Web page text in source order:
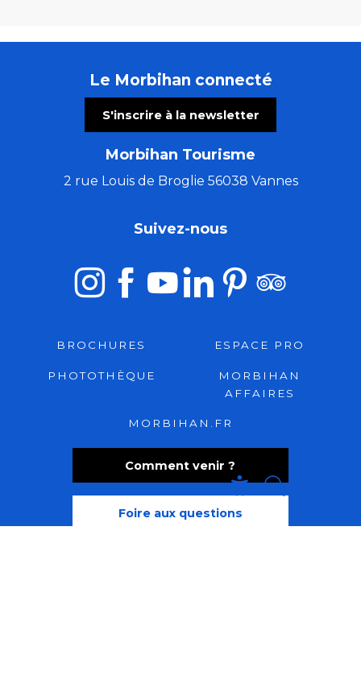
Le Morbihan connecté
S'inscrire à la newsletter
Morbihan Tourisme
2 rue Louis de Broglie 56038 Vannes
Comment venir ?
Foire aux questions
Suivez-nous
BROCHURES ESPACE PRO
PHOTOTHÈQUE
MORBIHAN
AFFAIRES
MORBIHAN.FR